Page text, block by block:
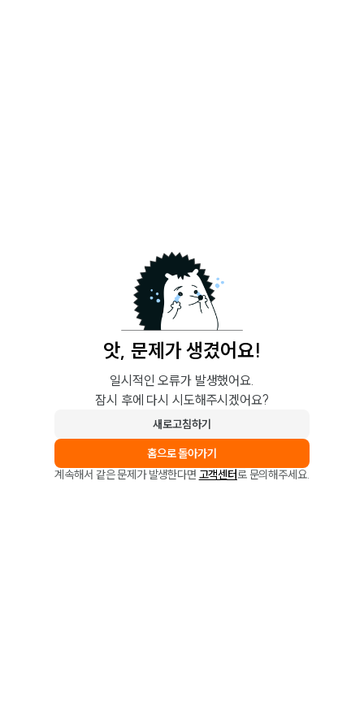
앗, 문제가 생겼어요!
일시적인 오류가 발생했어요.
잠시 후에 다시 시도해주시겠어요?
새로고침하기
홈으로 돌아가기
계속해서 같은 문제가 발생한다면 고객센터로 문의해주세요.